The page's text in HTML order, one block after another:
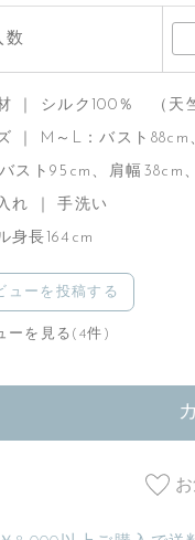
数
｜ シルク100％ （天
｜ M～L：バスト
スト95cm、肩幅38cm
れ ｜ 手洗い
身長164cm
ューを投稿する
ーを見る(4件)